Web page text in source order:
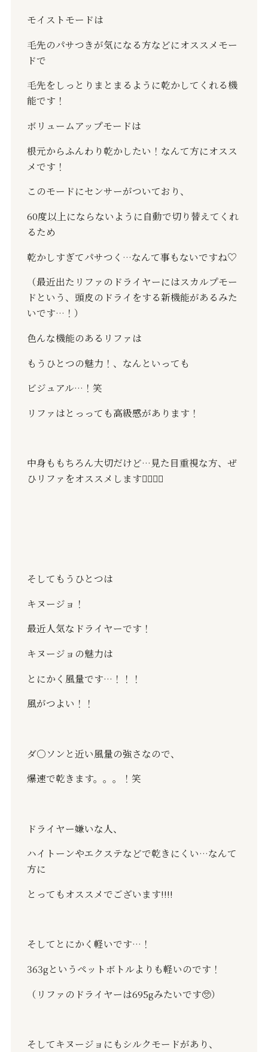
モイストモードは
毛先のパサつきが気になる方などにオススメモー
ドで
毛先をしっとりまとまるように乾かしてくれる機
能です！
ボリュームアップモードは
根元からふんわり乾かしたい！なんて方にオスス
メです！
このモードにセンサーがついており、
60度以上にならないように自動で切り替えてくれ
るため
乾かしすぎてパサつく …なんて事もないですね♡
（最近出たリファのドライヤーにはスカルプモー
ドという、頭皮のドライをする新機能があるみた
いです… ！）
色んな機能のあるリファは
もうひとつの魅力！、なんといっても
ビジュアル… ！笑
リファはとっっても高級感があります！
中身ももちろん大切だけど… 見た目重視な方、ぜ
ひリファをオススメします🙇🏻‍♂️✨
そしてもうひとつは
キヌージョ！
最近人気なドライヤーです！
キヌージョの魅力は
とにかく風量です…！！
！
風がつよい！！
ダ○ソンと近い風量の強さなので、
爆速で乾きます。。。！笑
ドライヤー嫌いな人、
ハイトーンやエクステなどで乾きにくい…なんて
方に
とってもオススメでございます‼️‼️
そしてとにかく軽いです… ！
363gというペットボトルよりも軽いのです！
（リファのドライヤーは695gみたいです🥺）
そしてキヌージョにもシルクモードがあり、